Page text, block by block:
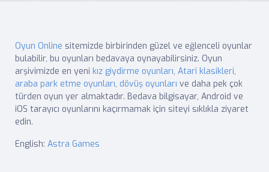
Oyun Online sitemizde birbirinden güzel ve eğlenceli oyunlar
bulabilir, bu oyunları bedavaya oynayabilirsiniz. Oyun
arşivimizde en yeni kız giydirme oyunları, Atari klasikleri,
araba park etme oyunları, dövüş oyunları ve daha pek çok
türden oyun yer almaktadır. Bedava bilgisayar, Android ve
iOS tarayıcı oyunlarını kaçırmamak için siteyi sıklıkla ziyaret
edin.
English: Astra Games